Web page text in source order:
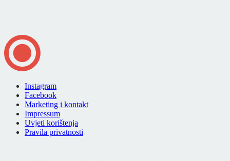
Instagram
Facebook
Marketing i kontakt
Impressum
Uvjeti korištenja
Pravila privatnosti